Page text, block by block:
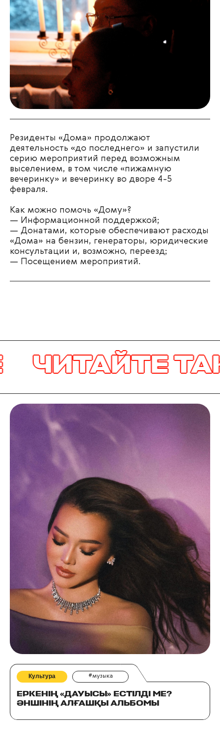
Резиденты «Дома» продолжают
деятельность «до последнего» и запустили
серию мероприятий перед возможным
выселением, в том числе «пижамную
вечеринку» и вечеринку во дворе 4-5
февраля.
Как можно помочь «Дому»?
— Информационной поддержкой;
— Донатами, которые обеспечивают расходы
«Дома» на бензин, генераторы, юридические
консультации и, возможно, переезд;
— Посещением мероприятий.
Культура #музыка
ЕРКЕНІҢ «ДАУЫСЫ» ЕСТІЛДІ МЕ?
ӘНШІНІҢ АЛҒАШҚЫ АЛЬБОМЫ